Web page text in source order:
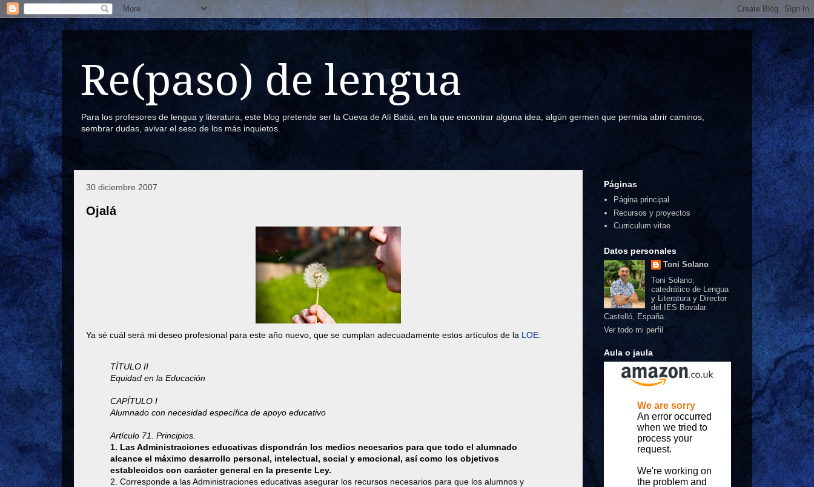
Re(paso) de lengua
Para los profesores de lengua y literatura, este blog pretende ser la Cueva de Alí Babá, en la que encontrar alguna idea, algún germen que permita abrir caminos,
sembrar dudas, avivar el seso de los más inquietos.
30 diciembre 2007
Ojalá
Ya sé cuál será mi deseo profesional para este año nuevo, que se cumplan adecuadamente estos artículos de la LOE:
TÍTULO II
Equidad en la Educación
CAPÍTULO I
Alumnado con necesidad específica de apoyo educativo
Artículo 71. Principios.
1. Las Administraciones educativas dispondrán los medios necesarios para que todo el alumnado
alcance el máximo desarrollo personal, intelectual, social y emocional, así como los objetivos
establecidos con carácter general en la presente Ley.
2. Corresponde a las Administraciones educativas asegurar los recursos necesarios para que los alumnos y
Páginas
Página principal
Recursos y proyectos
Curriculum vitae
Datos personales
Toni Solano
Toni Solano,
catedrático de Lengua
y Literatura y Director
del IES Bovalar.
Castelló, España.
Ver todo mi perfil
Aula o jaula